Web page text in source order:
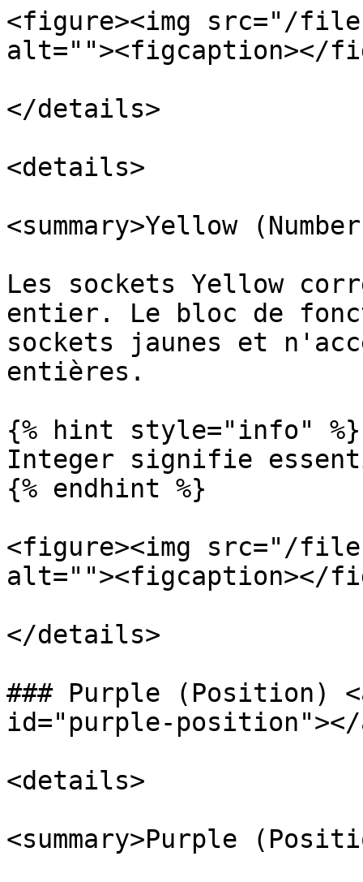
<figure><img src="/files/
alt=""><figcaption></
</details>
<details>
<summary>Yellow
Les sockets Yellow
entier. Le bloc de
sockets jaunes et
entières.
{% hint style="info" %}
Integer signifie
{% endhint %}
<figure><img src="/files/
alt=""><figcaption></
</details>
### Purple (Position)
id="purple-position"></
<details>
<summary>Purple